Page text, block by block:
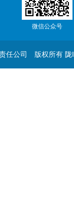
微信公众号
任公司 版权所有